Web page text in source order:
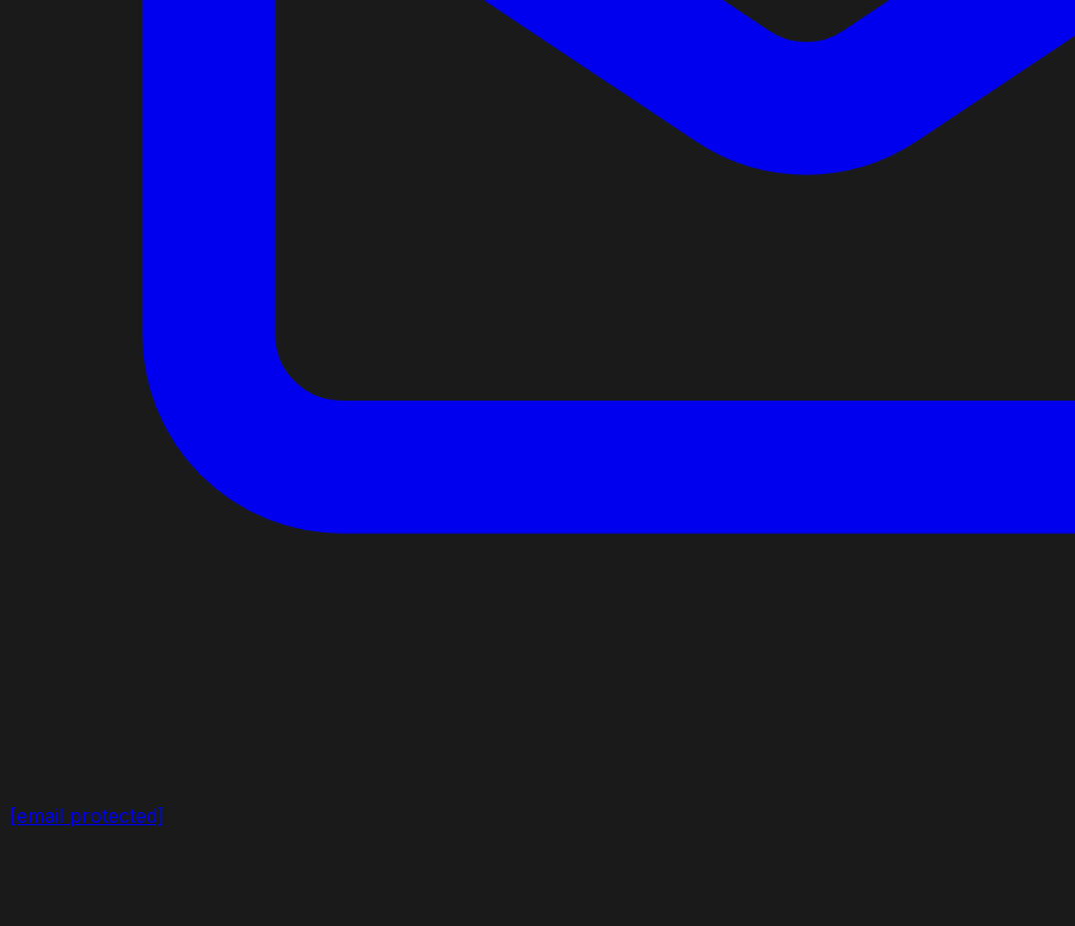
[email protected]